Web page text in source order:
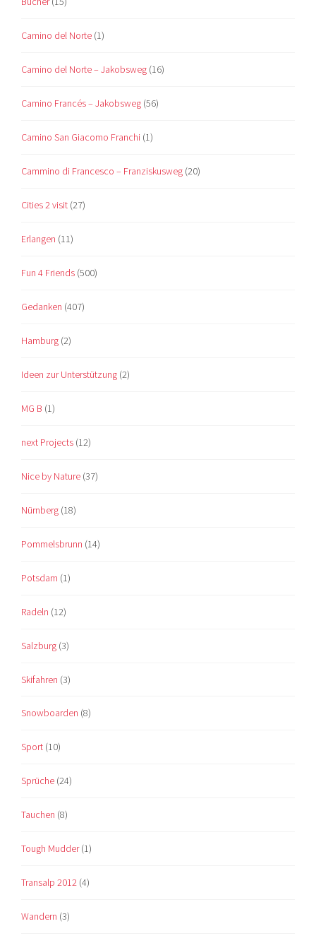
Camino del Norte (1)
Camino del Norte – Jakobsweg (16)
Camino Francés – Jakobsweg (56)
Camino San Giacomo Franchi (1)
Cammino di Francesco – Franziskusweg (20)
Cities 2 visit (27)
Erlangen (11)
Fun 4 Friends (500)
Gedanken (407)
Hamburg (2)
Ideen zur Unterstützung (2)
MG B (1)
next Projects (12)
Nice by Nature (37)
Nürnberg (18)
Pommelsbrunn (14)
Potsdam (1)
Radeln (12)
Salzburg (3)
Skifahren (3)
Snowboarden (8)
Sport (10)
Sprüche (24)
Tauchen (8)
Tough Mudder(1)
Transalp 2012 (4)
Wandern (3)